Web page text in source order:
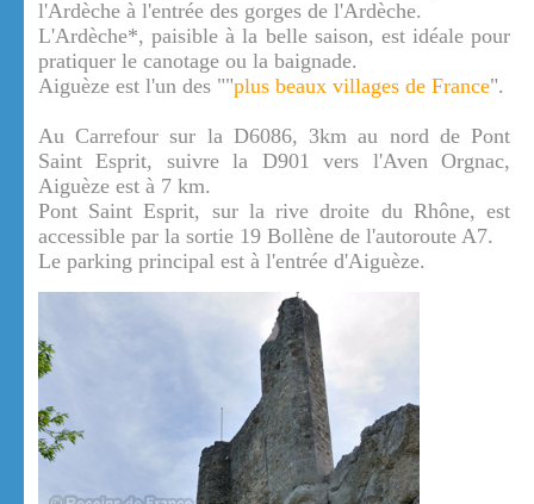
l'Ardèche à l'entrée des gorges de l'Ardèche.
L'Ardèche*, paisible à la belle saison, est idéale pour
pratiquer le canotage ou la baignade.
Aiguèze est l'un des ""plus beaux villages de France".
Au Carrefour sur la D6086, 3km au nord de Pont
Saint Esprit, suivre la D901 vers l'Aven Orgnac,
Aiguèze est à 7 km.
Pont Saint Esprit, sur la rive droite du Rhône, est
accessible par la sortie 19 Bollène de l'autoroute A7.
Le parking principal est à l'entrée d'Aiguèze.